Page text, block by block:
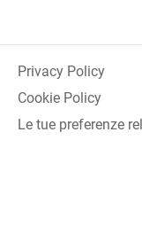
Privacy Policy
Cookie Policy
Le tue preferenze